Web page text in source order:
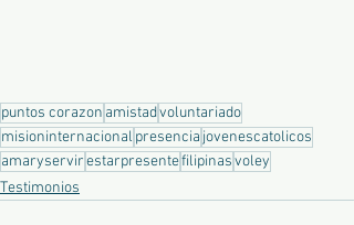
puntos corazon amistadvoluntariado
misioninternacional presencia jovenescatolicos
amaryservirestarpresentefilipinasvoley
Testimonios